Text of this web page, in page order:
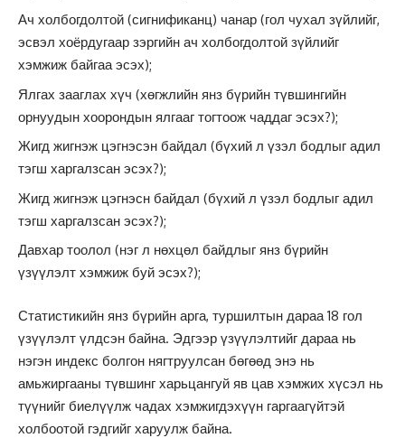
Ач холбогдолтой (сигнификанц) чанар (гол чухал зүйлийг,
эсвэл хоёрдугаар зэргийн ач холбогдолтой зүйлийг
хэмжиж байгаа эсэх);
Ялгах зааглах хүч (хөгжлийн янз бүрийн түвшингийн
орнуудын хоорондын ялгааг тогтоож чаддаг эсэх?);
Жигд жигнэж цэгнэсэн байдал (бүхий л үзэл бодлыг адил
тэгш харгалзсан эсэх?);
Жигд жигнэж цэгнэсн байдал (бүхий л үзэл бодлыг адил
тэгш харгалзсан эсэх?);
Давхар тоолол (нэг л нөхцөл байдлыг янз бүрийн
үзүүлэлт хэмжиж буй эсэх?);
Статистикийн янз бүрийн арга, туршилтын дараа 18 гол
үзүүлэлт үлдсэн байна. Эдгээр үзүүлэлтийг дараа нь
нэгэн индекс болгон нягтруулсан бөгөөд энэ нь
амьжиргааны түвшинг харьцангуй яв цав хэмжих хүсэл нь
түүнийг биелүүлж чадах хэмжигдэхүүн гаргаагүйтэй
холбоотой гэдгийг харуулж байна.